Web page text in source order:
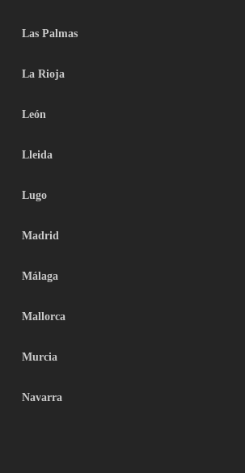
Las Palmas
La Rioja
León
Lleida
Lugo
Madrid
Málaga
Mallorca
Murcia
Navarra